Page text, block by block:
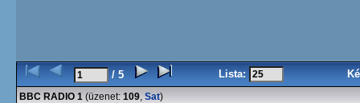
/ 5 Lista:
BBC RADIO 1 (üzenet: 109, Sat)